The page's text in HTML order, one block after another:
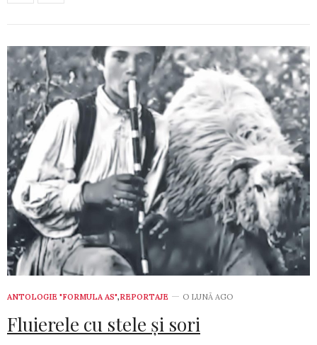
ANTOLOGIE "FORMULA AS",REPORTAJE O LUNĂ AGO
Fluierele cu stele şi sori